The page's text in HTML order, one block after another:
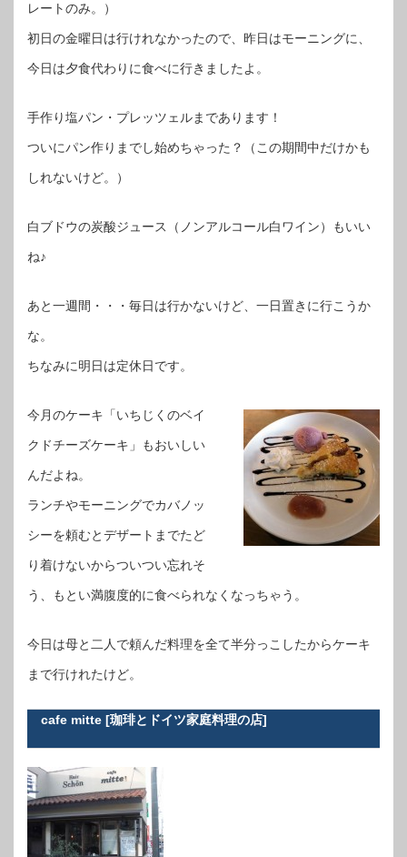
レートのみ。）
初日の金曜日は行けれなかったので、昨日はモーニングに、
今日は夕食代わりに食べに行きましたよ。
手作り塩パン・プレッツェルまであります！
ついにパン作りまでし始めちゃった？（この期間中だけかも
しれないけど。）
白ブドウの炭酸ジュース（ノンアルコール白ワイン）もいい
ね♪
あと一週間・・・毎日は行かないけど、一日置きに行こうか
な。
ちなみに明日は定休日です。
今月のケーキ「いちじくのベイ
クドチーズケーキ」もおいしい
んだよね。
ランチやモーニングでカバノッ
シーを頼むとデザートまでたど
り着けないからついつい忘れそ
う、もとい満腹度的に食べられなくなっちゃう。
今日は母と二人で頼んだ料理を全て半分っこしたからケーキ
まで行けれたけど。
cafe mitte [珈琲とドイツ家庭料理の店]